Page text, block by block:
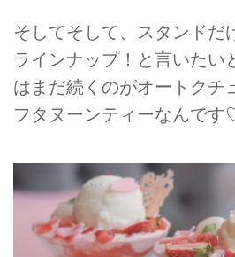
そしてそして、スタンドだ
ラインナップ！と言いたい
はまだ続くのがオートクチ
フタヌーンティーなんです